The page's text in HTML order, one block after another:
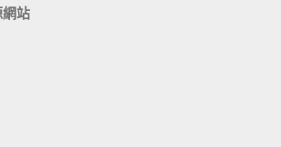
站